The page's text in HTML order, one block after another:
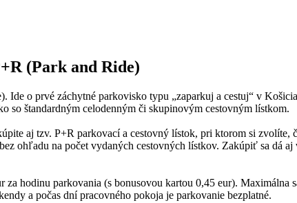
(Park and Ride)
o prvé záchytné parkovisko typu „zaparkuj a cestuj“ v
so štandardným celodenným či skupinovým cestovným lístkom.
aj tzv. P+R parkovací a cestovný lístok, pri ktorom si
ohľadu na počet vydaných cestovných lístkov. Zakúpiť sa dá
hodinu parkovania (s bonusovou kartou 0,45 eur). Maximálna
a počas dní pracovného pokoja je parkovanie bezplatné.